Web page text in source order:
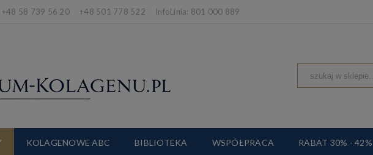
+48 58 739 56 20 +48 501 778 522 InfoLinia: 801 000 889
KOLAGENOWE ABC BIBLIOTEKA WSPÓŁPRACA RABAT 30% - 42%